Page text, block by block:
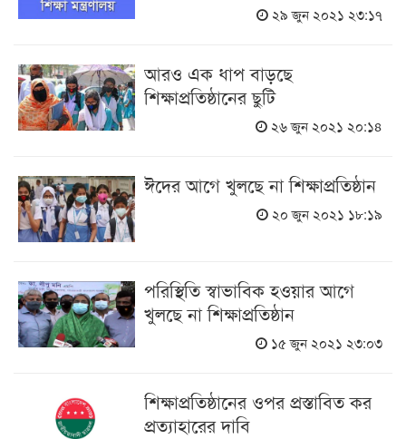
২৯ জুন ২০২১ ২৩:১৭
আরও এক ধাপ বাড়ছে
শিক্ষাপ্রতিষ্ঠানের ছুটি
২৬ জুন ২০২১ ২০:১৪
ঈদের আগে খুলছে না শিক্ষাপ্রতিষ্ঠান
২০ জুন ২০২১ ১৮:১৯
পরিস্থিতি স্বাভাবিক হওয়ার আগে
খুলছে না শিক্ষাপ্রতিষ্ঠান
১৫ জুন ২০২১ ২৩:০৩
শিক্ষাপ্রতিষ্ঠানের ওপর প্রস্তাবিত কর
প্রত্যাহারের দাবি